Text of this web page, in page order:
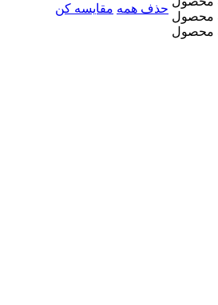
حذف همه مقایسه کن